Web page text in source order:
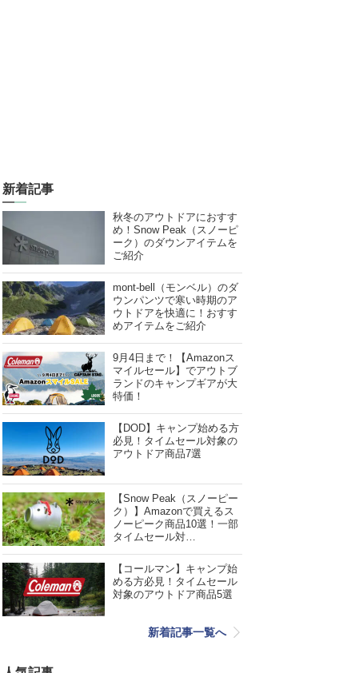
新着記事
秋冬のアウトドアにおすす
め！Snow Peak（スノーピ
ーク）のダウンアイテムを
ご紹介
mont-bell（モンベル）のダ
ウンパンツで寒い時期のア
ウトドアを快適に！おすす
めアイテムをご紹介
9月4日まで！【Amazonス
マイルセール】でアウトブ
ランドのキャンプギアが大
特価！
【DOD】キャンプ始める方
必見！タイムセール対象の
アウトドア商品7選
【Snow Peak（スノーピー
ク）】Amazonで買えるス
ノーピーク商品10選！一部
タイムセール対…
【コールマン】キャンプ始
める方必見！タイムセール
対象のアウトドア商品5選
新着記事一覧へ